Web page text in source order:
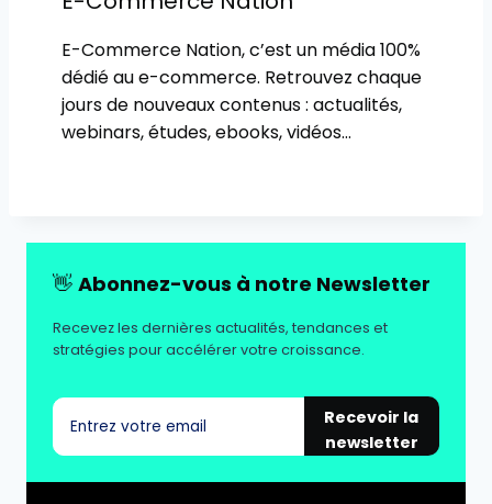
E-Commerce Nation, c’est un média 100%
dédié au e-commerce. Retrouvez chaque
jours de nouveaux contenus : actualités,
webinars, études, ebooks, vidéos…
👋 Abonnez-vous à notre Newsletter
Recevez les dernières actualités, tendances et
stratégies pour accélérer votre croissance.
Recevoir la
newsletter